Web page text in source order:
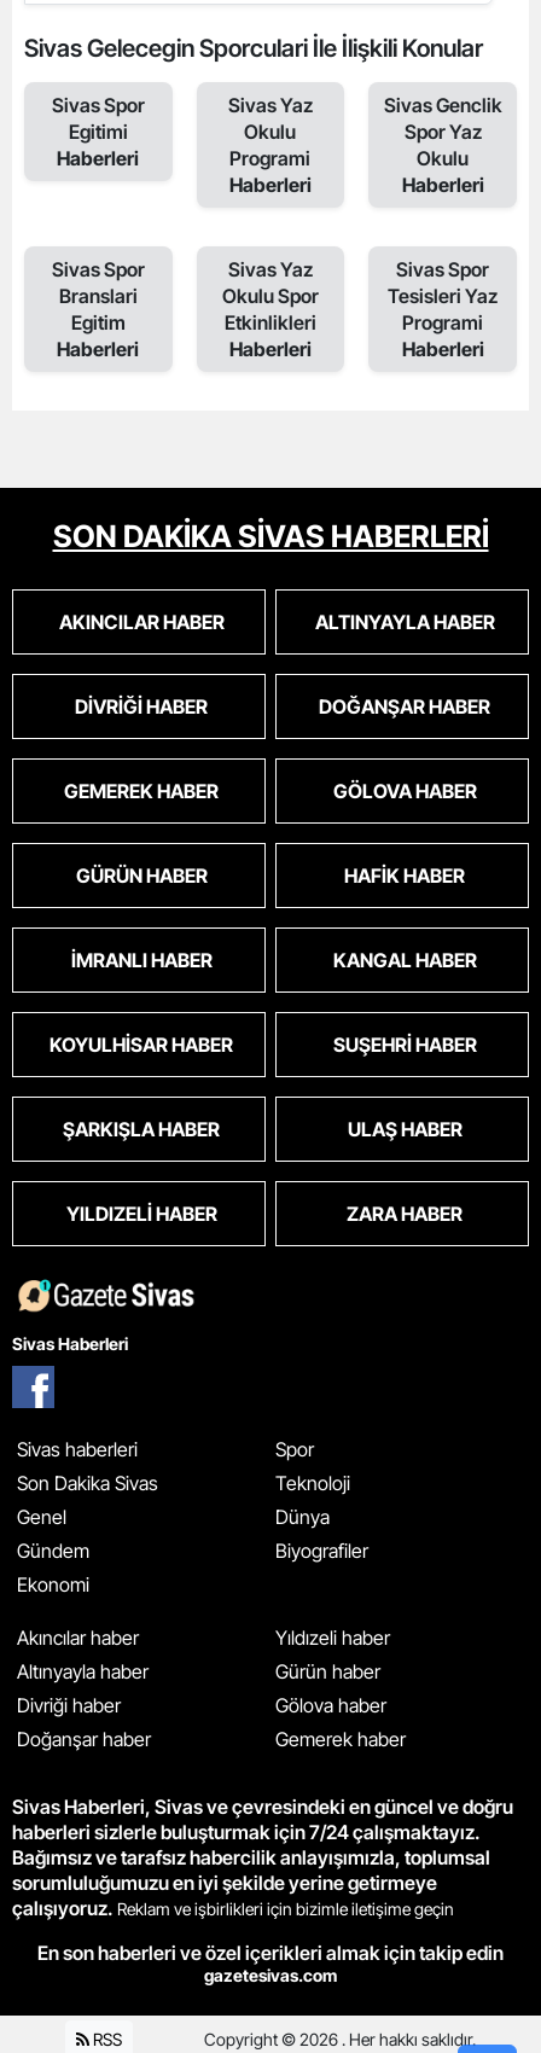
Sivas Gelecegin Sporculari İle İlişkili Konular
Sivas Spor
Egitimi
Haberleri
Sivas Yaz
Okulu
Programi
Haberleri
Sivas Genclik
Spor Yaz
Okulu
Haberleri
Sivas Spor
Branslari
Egitim
Haberleri
Sivas Yaz
Okulu Spor
Etkinlikleri
Haberleri
Sivas Spor
Tesisleri Yaz
Programi
Haberleri
SON DAKİKA SİVAS HABERLERİ
AKINCILAR HABER ALTINYAYLA HABER
DIVRIĞI HABER DOĞANŞAR HABER
GEMEREK HABER GÖLOVA HABER
GÜRÜN HABER HAFIK HABER
İMRANLI HABER KANGAL HABER
KOYULHISAR HABER SUŞEHRI HABER
ŞARKIŞLA HABER ULAŞ HABER
YILDIZELI HABER ZARA HABER
Sivas Haberleri
Sivas haberleri
Son Dakika Sivas
Genel
Gündem
Ekonomi
Spor
Teknoloji
Dünya
Biyografiler
Akıncılar haber
Altınyayla haber
Divriği haber
Doğanşar haber
Yıldızeli haber
Gürün haber
Gölova haber
Gemerek haber
Sivas Haberleri, Sivas ve çevresindeki en güncel ve doğru
haberleri sizlerle buluşturmak için 7/24 çalışmaktayız.
Bağımsız ve tarafsız habercilik anlayışımızla, toplumsal
sorumluluğumuzu en iyi şekilde yerine getirmeye
çalışıyoruz. Reklam ve işbirlikleri için bizimle iletişime geçin
En son haberleri ve özel içerikleri almak için takip edin
gazetesivas.com
RSS Copyright © 2026 . Her hakkı saklıdır.